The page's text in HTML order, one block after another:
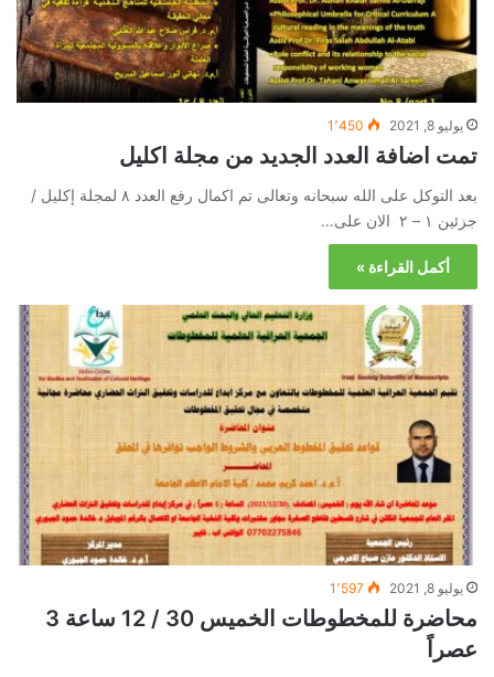
يوليو 8, 2021 1٬450
تمت اضافة العدد الجديد من مجلة اكليل
بعد التوكل على الله سبحانه وتعالى تم اكمال رفع العدد ٨ لمجلة إكليل /
جزئين ١ – ٢ الان على…
أكمل القراءة »
يوليو 8, 2021 1٬597
محاضرة للمخطوطات الخميس 30 / 12 ساعة 3
عصراً